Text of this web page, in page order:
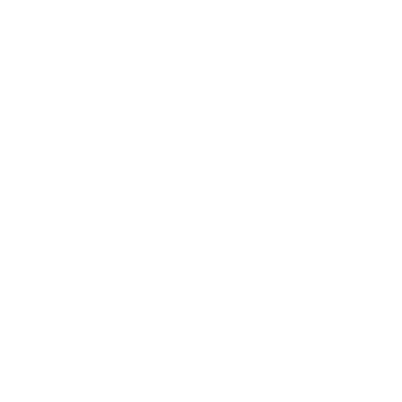
zachowują się na stronie,